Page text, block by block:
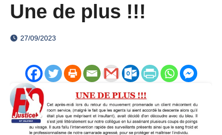
Une de plus !!!
27/09/2023